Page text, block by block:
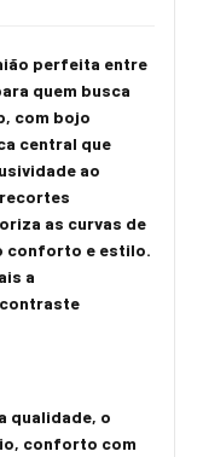
perfeita entre
quem busca
com bojo
central que
ao
as curvas de
conforto e estilo.
a
qualidade, o
conforto com